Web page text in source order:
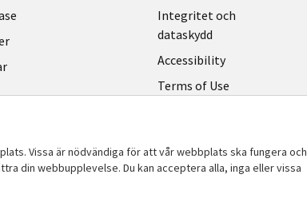
Legal
SWEDEN
Integritet och
dataskydd
Accessibility
Terms of Use
Vissa är nödvändiga för att vår webbplats ska fungera och
din webbupplevelse. Du kan acceptera alla, inga eller vissa